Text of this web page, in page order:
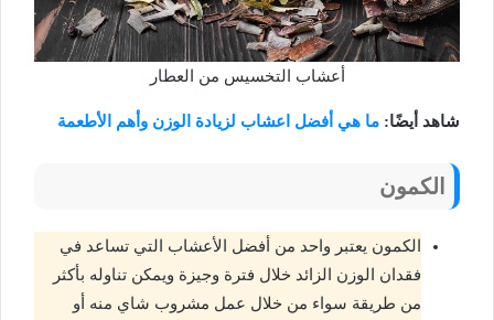
أعشاب التخسيس من العطار
شاهد أيضًا: ما هي أفضل اعشاب لزيادة الوزن وأهم الأطعمة
الكمون
الكمون يعتبر واحد من أفضل الأعشاب التي تساعد في
فقدان الوزن الزائد خلال فترة وجيزة ويمكن تناوله بأكثر
من طريقة سواء من خلال عمل مشروب شاي منه أو